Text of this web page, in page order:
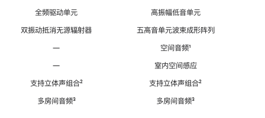
全频驱动单元
双振动抵消无源辐射器
—
—
支持立体声组合脚
²
多房间音频脚
³
高振幅低音单元
五高音单元波束成形阵列
空间音频脚
¹
室内空间感应
支持立体声组合脚
²
多房间音频脚
³